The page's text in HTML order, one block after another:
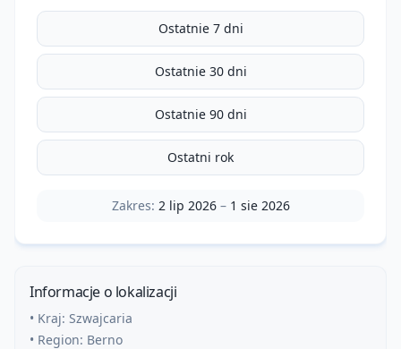
Ostatnie 7 dni
Ostatnie 30 dni
Ostatnie 90 dni
Ostatni rok
Zakres: 2 lip 2026– 1 sie 2026
Informacje o lokalizacji
• Kraj: Szwajcaria
• Region: Berno